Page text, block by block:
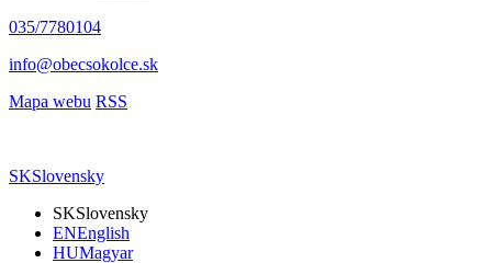
035/7780104
info@obecsokolce.sk
Mapa webu RSS
SKSlovensky
SKSlovensky
ENEnglish
HUMagyar